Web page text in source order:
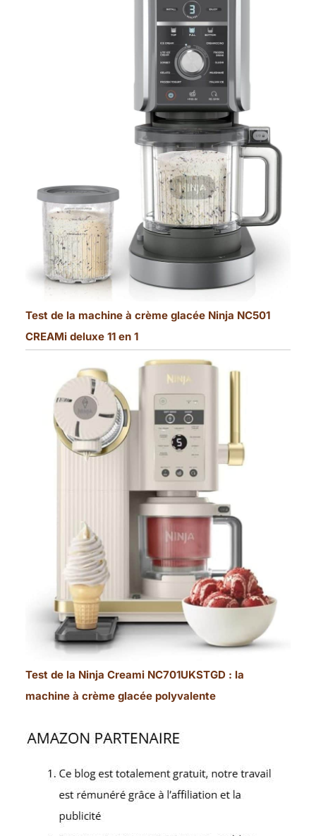
Test de la machine à crème glacée Ninja NC501
CREAMi deluxe 11 en 1
Test de la Ninja Creami NC701UKSTGD : la
machine à crème glacée polyvalente